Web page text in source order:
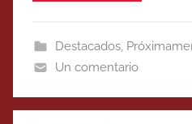
Destacados,
Un comentario